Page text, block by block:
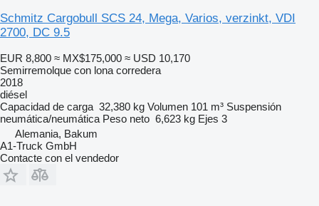
Schmitz Cargobull SCS 24, Mega, Varios, verzinkt, VDI
2700, DC 9.5
EUR 8,800 ≈ MX$175,000 ≈ USD 10,170
Semirremolque con lona corredera
2018
diésel
Capacidad de carga 32,380 kg Volumen 101 m³ Suspensión
neumática/neumática Peso neto 6,623 kg Ejes 3
Alemania, Bakum
A1-Truck GmbH
Contacte con el vendedor